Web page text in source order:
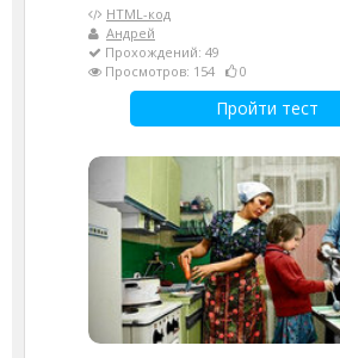
HTML-код
Андрей
Прохождений: 49
Просмотров: 154
0
Пройти тест